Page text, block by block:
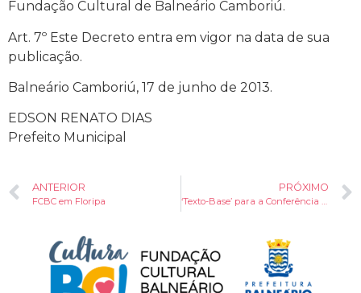
Fundação Cultural de Balneário Camboriú.
Art. 7º Este Decreto entra em vigor na data de sua
publicação.
Balneário Camboriú, 17 de junho de 2013.
EDSON RENATO DIAS
Prefeito Municipal
ANTERIOR
FCBC em Floripa
PRÓXIMO
‘Texto-Base’ para a Conferência Municipal de Cultura